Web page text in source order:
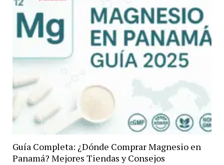
Guía Completa: ¿Dónde Comprar Magnesio en
Panamá? Mejores Tiendas y Consejos